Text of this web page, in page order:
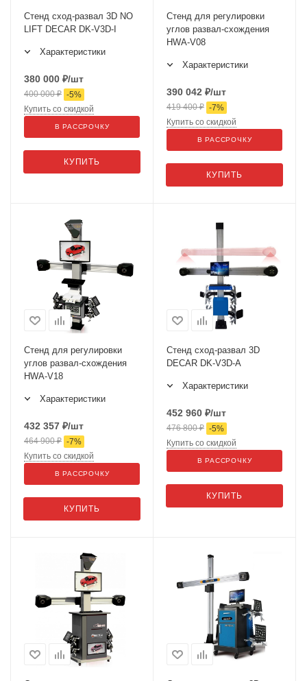
Стенд сход-развал 3D NO
LIFT DECAR DK-V3D-I
Характеристики
380 000 ₽/шт
400 000₽ -5%
КУПИТЬ
Купить со скидкой
В РАССРОЧКУ
Стенд для регулировки
углов развал-схождения
HWA-V08
Характеристики
390 042 ₽/шт
419 400₽ -7%
КУПИТЬ
Купить со скидкой
В РАССРОЧКУ
Стенд для регулировки
углов развал-схождения
HWA-V18
Характеристики
432 357 ₽/шт
464 900₽ -7%
КУПИТЬ
Купить со скидкой
В РАССРОЧКУ
Стенд сход-развал 3D
DECAR DK-V3D-A
Характеристики
452 960 ₽/шт
476 800₽ -5%
КУПИТЬ
Купить со скидкой
В РАССРОЧКУ